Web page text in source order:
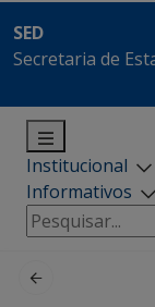
SED
Secretaria de
Institucional
Informativos
Pesquisar
por: